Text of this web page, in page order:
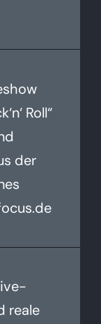
Roll“
der
reale